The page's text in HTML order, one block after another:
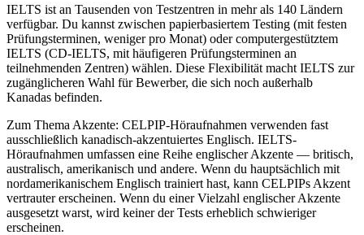
IELTS ist an Tausenden von Testzentren in mehr als 140 Ländern
verfügbar. Du kannst zwischen papierbasiertem Testing (mit festen
Prüfungsterminen, weniger pro Monat) oder computergestütztem
IELTS (CD-IELTS, mit häufigeren Prüfungsterminen an
teilnehmenden Zentren) wählen. Diese Flexibilität macht IELTS zur
zugänglicheren Wahl für Bewerber, die sich noch außerhalb
Kanadas befinden.
Zum Thema Akzente: CELPIP-Höraufnahmen verwenden fast
ausschließlich kanadisch-akzentuiertes Englisch. IELTS-
Höraufnahmen umfassen eine Reihe englischer Akzente — britisch,
australisch, amerikanisch und andere. Wenn du hauptsächlich mit
nordamerikanischem Englisch trainiert hast, kann CELPIPs Akzent
vertrauter erscheinen. Wenn du einer Vielzahl englischer Akzente
ausgesetzt warst, wird keiner der Tests erheblich schwieriger
erscheinen.